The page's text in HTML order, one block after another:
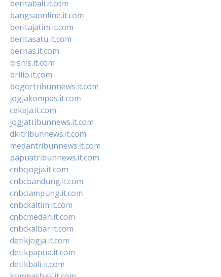
beritabali.it.com
bangsaonline.it.com
beritajatim.it.com
beritasatu.it.com
bernas.it.com
bisnis.it.com
brilio.it.com
bogortribunnews.it.com
jogjakompas.it.com
cekaja.it.com
jogjatribunnews.it.com
dkitribunnews.it.com
medantribunnews.it.com
papuatribunnews.it.com
cnbcjogja.it.com
cnbcbandung.it.com
cnbclampung.it.com
cnbckaltim.it.com
cnbcmedan.it.com
cnbckalbar.it.com
detikjogja.it.com
detikpapua.it.com
detikbali.it.com